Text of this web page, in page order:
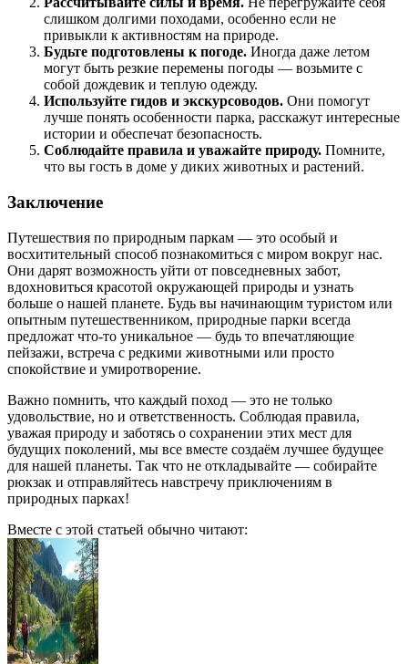
слишком долгими походами, особенно если не
привыкли к активностям на природе.
Будьте подготовлены к погоде. Иногда даже летом
могут быть резкие перемены погоды — возьмите с
собой дождевик и теплую одежду.
Используйте гидов и экскурсоводов. Они помогут
лучше понять особенности парка, расскажут интересные
истории и обеспечат безопасность.
Соблюдайте правила и уважайте природу. Помните,
что вы гость в доме у диких животных и растений.
Заключение
Путешествия по природным паркам — это особый и
восхитительный способ познакомиться с миром вокруг нас.
Они дарят возможность уйти от повседневных забот,
вдохновиться красотой окружающей природы и узнать
больше о нашей планете. Будь вы начинающим туристом или
опытным путешественником, природные парки всегда
предложат что-то уникальное — будь то впечатляющие
пейзажи, встреча с редкими животными или просто
спокойствие и умиротворение.
Важно помнить, что каждый поход — это не только
удовольствие, но и ответственность. Соблюдая правила,
уважая природу и заботясь о сохранении этих мест для
будущих поколений, мы все вместе создаём лучшее будущее
для нашей планеты. Так что не откладывайте — собирайте
рюкзак и отправляйтесь навстречу приключениям в
природных парках!
Вместе с этой статьей обычно читают: